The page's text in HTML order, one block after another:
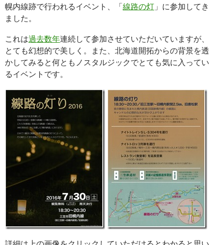
幌内線跡で行われるイベント、「 線路の灯 」に参加してき
ました。
これは過去数年連続して参加させていただいていますが、
とても幻想的で美しく。また、北海道開拓からの背景を透
かしてみると何ともノスタルジックでとても気に入ってい
るイベントです。